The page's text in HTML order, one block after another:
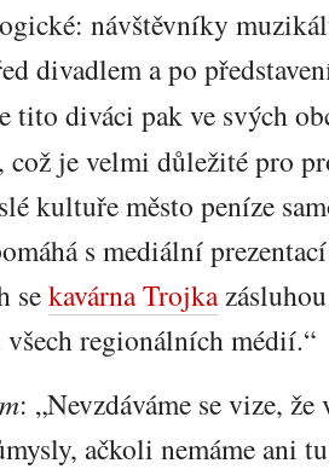
návštěvníky
divadlem a po
tito diváci pak ve svých
což je velmi důležité pro
kultuře město peníze
s mediální
sekavárna Trojka
regionálních médií.“
: „Nevzdáváme se vize,
ačkoli nemáme ani